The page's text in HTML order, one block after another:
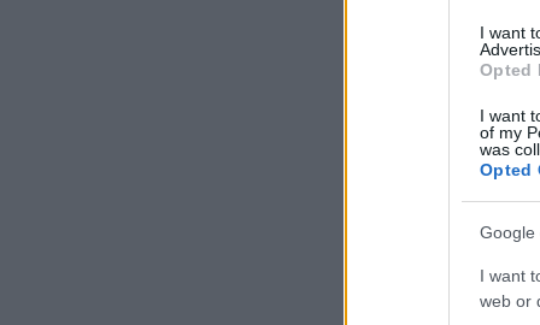
I want
Opted
I want
of my
was
Opted
Google
I want
web or